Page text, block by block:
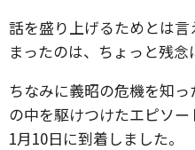
話を盛り上げるためとは
まったのは、ちょっと残念
ちなみに義昭の危機を知
の中を駆けつけたエピソ
1月10日に到着しました。